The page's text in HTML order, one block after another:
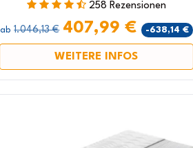
258 Rezensionen
ab 1.046,13 € 407,99 € -638,14 €
WEITERE INFOS